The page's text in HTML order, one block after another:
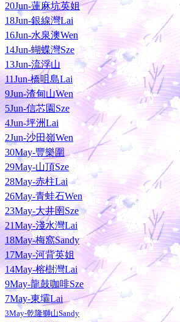
20Jun-蓮麻坑英姐
18Jun-銀線灣Lai
16Jun-水泉澳Wen
14Jun-蝴蝶灣Sze
13Jun-流浮山
11Jun-橋咀島Lai
9Jun-渣甸山Wen
5Jun-信芯園Sze
4Jun-坪洲Lai
2Jun-沙田嶺Wen
30May-豐樂圍
29May-山頂Sze
28May-赤柱Lai
26May-青蛙石Wen
23May-大井圉Sze
21May-淺水灣Lai
18May-梅窩Sandy
17May-河背英姐
14May-榕樹灣Lai
9May-龍鼓咖啡Sze
7May-東壩Lai
3May-乾隆獅山Sandy